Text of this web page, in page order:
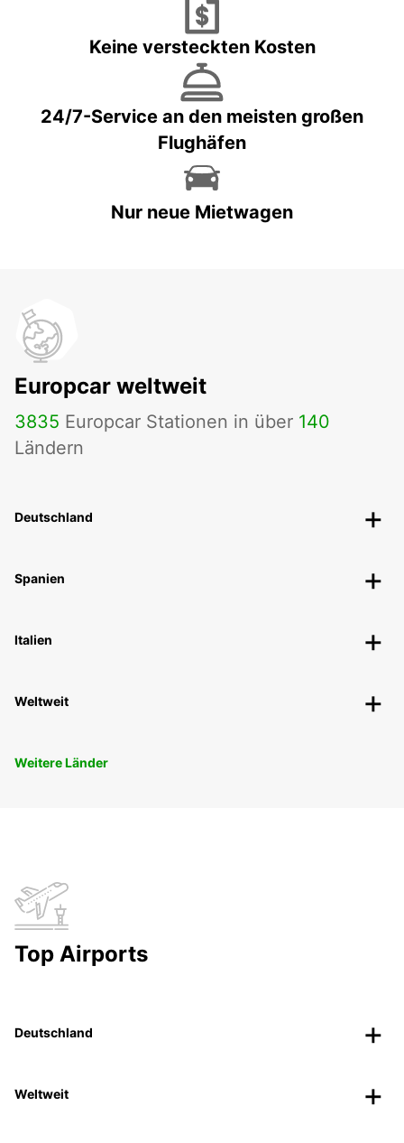
Keine versteckten Kosten
24/7-Service an den meisten großen
Flughäfen
Nur neue Mietwagen
Europcar weltweit
3835 Europcar Stationen in über 140
Ländern
Deutschland
Spanien
Italien
Weltweit
Weitere Länder
Top Airports
Deutschland
Weltweit